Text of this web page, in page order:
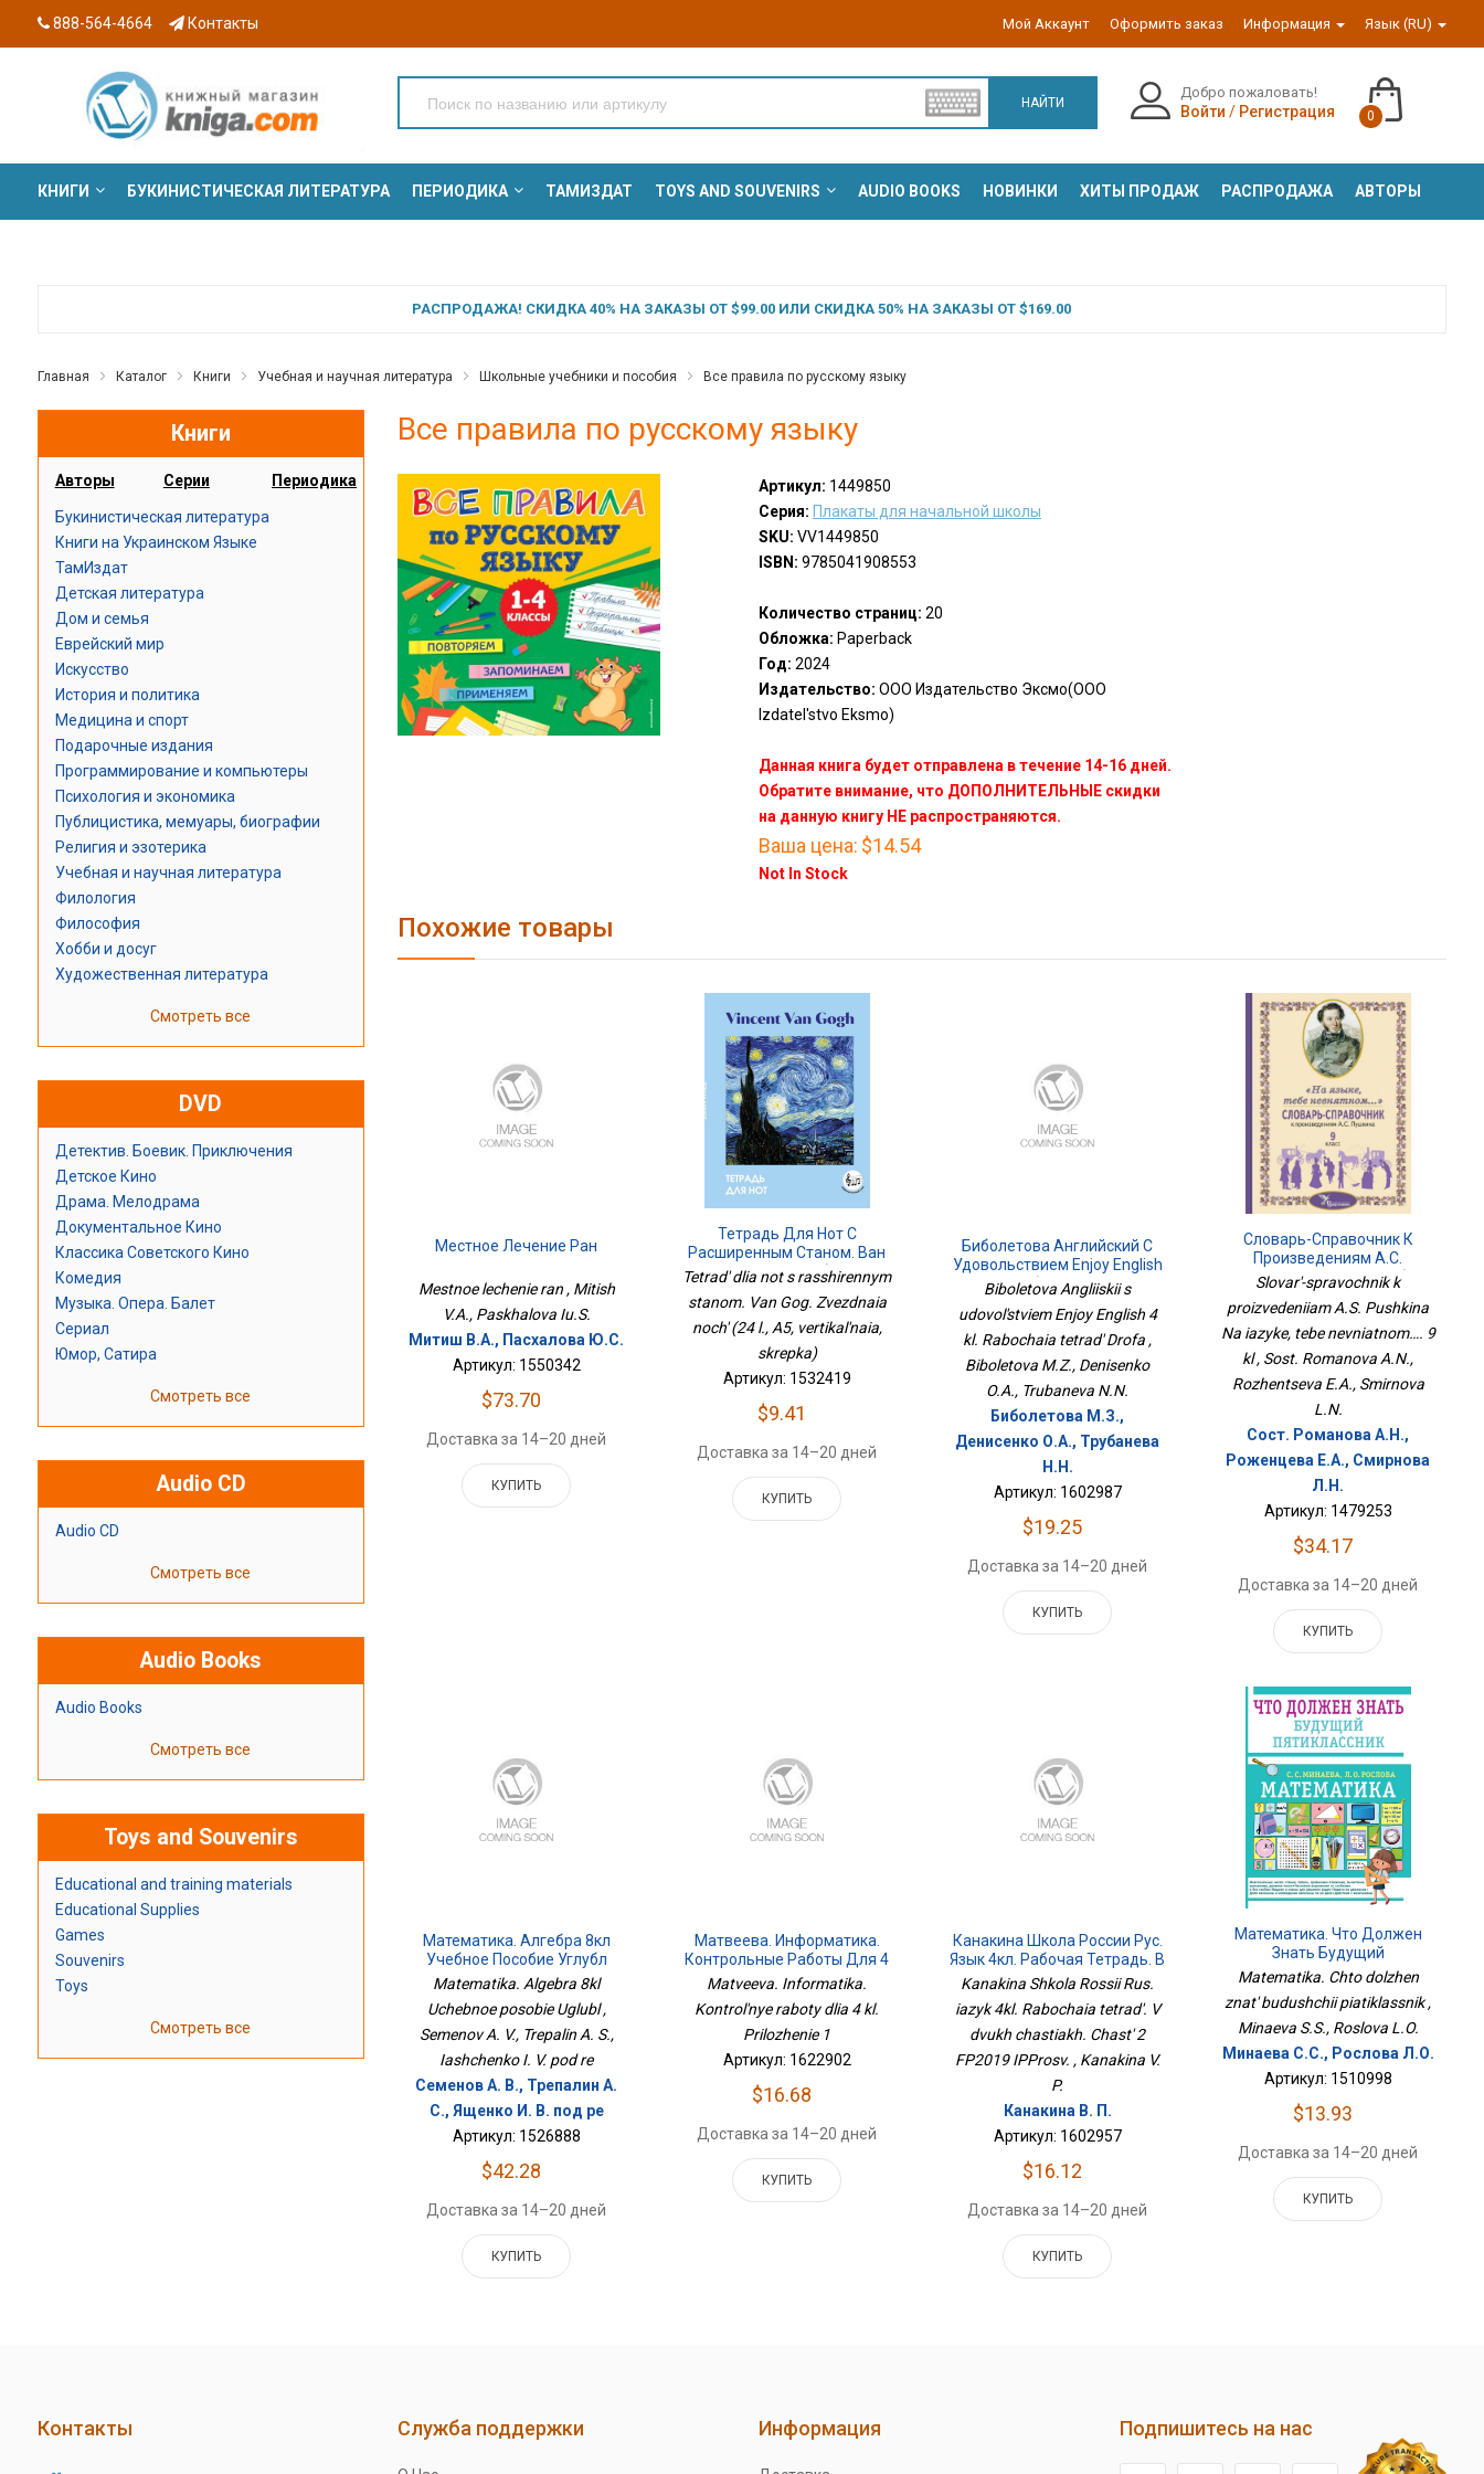
888-564-4664 Контакты Мой Аккаунт Оформить заказ Информация Язык (RU)
НАЙТИ
Добро пожаловать!
Войти / Регистрация 0
КНИГИ БУКИНИСТИЧЕСКАЯ ЛИТЕРАТУРА ПЕРИОДИКА ТАМИЗДАТ TOYS AND SOUVENIRS AUDIO BOOKS НОВИНКИ ХИТЫ ПРОДАЖ РАСПРОДАЖА АВТОРЫ
РАСПРОДАЖА! СКИДКА 40% НА ЗАКАЗЫ ОТ $99.00 ИЛИ СКИДКА 50% НА ЗАКАЗЫ ОТ $169.00
Главная Каталог Книги Учебная и научная литература Школьные учебники и пособия Все правила по русскому языку
Книги
Авторы Серии Периодика
Букинистическая литература
Книги на Украинском Языке
ТамИздат
Детская литература
Дом и семья
Еврейский мир
Искусство
История и политика
Медицина и спорт
Подарочные издания
Программирование и компьютеры
Психология и экономика
Публицистика, мемуары, биографии
Религия и эзотерика
Учебная и научная литература
Филология
Философия
Хобби и досуг
Художественная литература
Смотреть все
DVD
Детектив. Боевик. Приключения
Детское Кино
Драма. Мелодрама
Документальное Кино
Классика Советского Кино
Комедия
Музыка. Опера. Балет
Сериал
Юмор, Сатира
Смотреть все
Audio CD
Audio CD
Смотреть все
Audio Books
Audio Books
Смотреть все
Toys and Souvenirs
Educational and training materials
Educational Supplies
Games
Souvenirs
Toys
Смотреть все
Все правила по русскому языку
Артикул: 1449850
Серия: Плакаты для начальной школы
SKU: VV1449850
ISBN: 9785041908553
Количество страниц: 20
Обложка: Paperback
Год: 2024
Издательство: ООО Издательство Эксмо(OOO
Izdatel'stvo Eksmo)
Данная книга будет отправлена в течение 14-16 дней.
Обратите внимание, что ДОПОЛНИТЕЛЬНЫЕ скидки
на данную книгу НЕ распространяются.
Ваша цена: $14.54
Not In Stock
Похожие товары
Местное Лечение Ран
Mestnoe lechenie ran , Mitish
V.A., Paskhalova Iu.S.
Митиш В.А., Пасхалова Ю.С.
Артикул: 1550342
$73.70
Доставка за 14–20 дней
КУПИТЬ
Тетрадь Для Нот С
Расширенным Станом. Ван
Гог. Звездная Ночь (24 Л., А5,
Вертикальная, Скрепка)
Tetrad' dlia not s rasshirennym
stanom. Van Gog. Zvezdnaia
noch' (24 l., A5, vertikal'naia,
skrepka)
Артикул: 1532419
$9.41
Доставка за 14–20 дней
КУПИТЬ
Биболетова Английский С
Удовольствием Enjoy English
4 Кл. Рабочая Тетрадь
Дрофа
Biboletova Angliiskii s
udovol'stviem Enjoy English 4
kl. Rabochaia tetrad' Drofa ,
Biboletova M.Z., Denisenko
O.A., Trubaneva N.N.
Биболетова М.З.,
Денисенко О.А., Трубанева
Н.Н.
Артикул: 1602987
$19.25
Доставка за 14–20 дней
КУПИТЬ
Словарь-Справочник К
Произведениям А.С.
Пушкина На Языке, Тебе
Невнятном…. 9 Кл
Slovar'-spravochnik k
proizvedeniiam A.S. Pushkina
Na iazyke, tebe nevniatnom…. 9
kl , Sost. Romanova A.N.,
Rozhentseva E.A., Smirnova
L.N.
Сост. Романова А.Н.,
Роженцева Е.А., Смирнова
Л.Н.
Артикул: 1479253
$34.17
Доставка за 14–20 дней
КУПИТЬ
Математика. Алгебра 8кл
Учебное Пособие Углубл
Matematika. Algebra 8kl
Uchebnoe posobie Uglubl ,
Semenov A. V., Trepalin A. S.,
Iashchenko I. V. pod re
Семенов А. В., Трепалин А.
С., Ященко И. В. под ре
Артикул: 1526888
$42.28
Доставка за 14–20 дней
КУПИТЬ
Матвеева. Информатика.
Контрольные Работы Для 4
Кл. Приложение 1
Matveeva. Informatika.
Kontrol'nye raboty dlia 4 kl.
Prilozhenie 1
Артикул: 1622902
$16.68
Доставка за 14–20 дней
КУПИТЬ
Канакина Школа России Рус.
Язык 4кл. Рабочая Тетрадь. В
Двух Частях. Часть 2 ФП2019
ИППросв.
Kanakina Shkola Rossii Rus.
iazyk 4kl. Rabochaia tetrad'. V
dvukh chastiakh. Chast' 2
FP2019 IPProsv. , Kanakina V.
P.
Канакина В. П.
Артикул: 1602957
$16.12
Доставка за 14–20 дней
КУПИТЬ
Математика. Что Должен
Знать Будущий
Пятиклассник
Matematika. Chto dolzhen
znat' budushchii piatiklassnik ,
Minaeva S.S., Roslova L.O.
Минаева С.С., Рослова Л.О.
Артикул: 1510998
$13.93
Доставка за 14–20 дней
КУПИТЬ
Контакты Служба поддержки Информация Подпишитесь на нас